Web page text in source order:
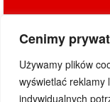
Cenimy
Używamy plików
wyświetlać reklamy
indywidualnych